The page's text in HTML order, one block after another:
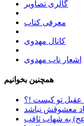
گالری تصاویر
معرفی کتاب
کانال مهدوی
اشعار ناب مهدوی
همچنین بخوانیم
عقیل تو کیست !؟